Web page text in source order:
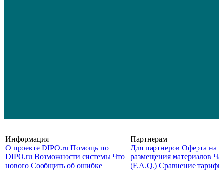
Информация
О проекте DIPO.ru Помощь по
DIPO.ru Возможности системы Что
нового Сообщить об ошибке
Партнерам
Для партнеров Оферта на
размещения материалов
(F.A.Q.) Cравнение